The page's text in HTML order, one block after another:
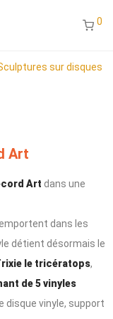
0
sur disques
Art
Art dans une
dans les
détient désormais le
le tricératops,
de 5 vinyles
disque vinyle, support